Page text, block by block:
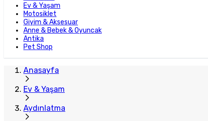
Ev & Yaşam
Motosiklet
Giyim & Aksesuar
Anne & Bebek & Oyuncak
Antika
Pet Shop
Anasayfa
Ev & Yaşam
Aydınlatma